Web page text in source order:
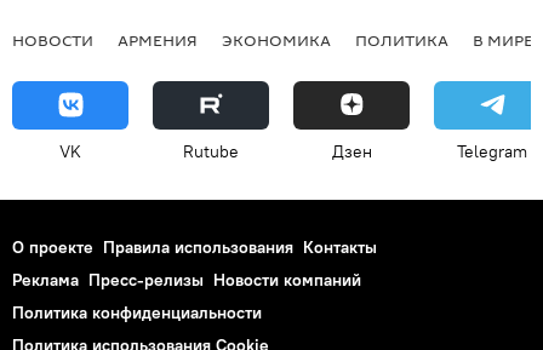
НОВОСТИ АРМЕНИЯ ЭКОНОМИКА ПОЛИТИКА В МИРЕ
VK Rutube Дзен Telegram
О проекте Правила использования Контакты
Реклама Пресс-релизы Новости компаний
Политика конфиденциальности
Политика использования Cookie